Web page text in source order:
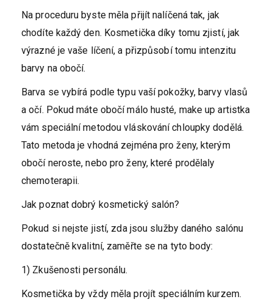
Na proceduru byste měla přijít nalíčená tak, jak
chodíte každý den. Kosmetička díky tomu zjistí, jak
výrazné je vaše líčení, a přizpůsobí tomu intenzitu
barvy na obočí.
Barva se vybírá podle typu vaší pokožky, barvy vlasů
a očí. Pokud máte obočí málo husté, make up artistka
vám speciální metodou vláskování chloupky dodělá.
Tato metoda je vhodná zejména pro ženy, kterým
obočí neroste, nebo pro ženy, které prodělaly
chemoterapii.
Jak poznat dobrý kosmetický salón?
Pokud si nejste jistí, zda jsou služby daného salónu
dostatečně kvalitní, zaměřte se na tyto body:
1) Zkušenosti personálu.
Kosmetička by vždy měla projít speciálním kurzem.